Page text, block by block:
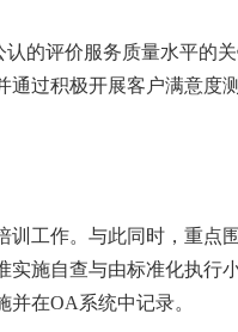
的评价服务质量水平的
过积极开展客户满意度
训工作。 与此同时，重点
实施自查与由标准化执行
并在OA系统中记录。